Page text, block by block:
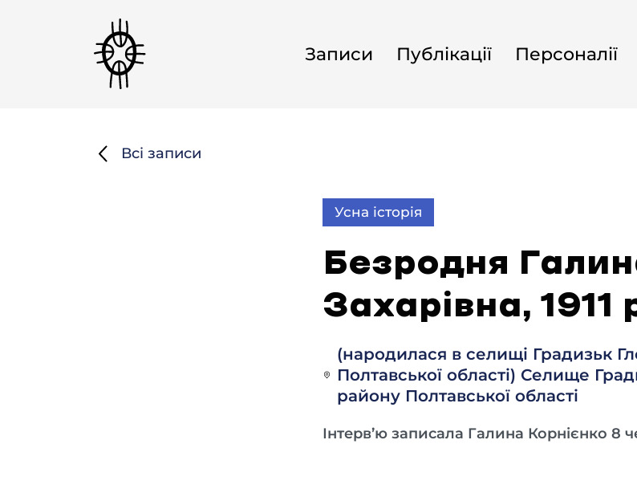
Записи Публікації Персоналії
Всі записи
Усна історія
Безродня
Захарівна, 1911
(народилася в селищі Градизьк
Полтавської області) Селище
району Полтавської області
Інтерв’ю записала Галина Корнієнко 8